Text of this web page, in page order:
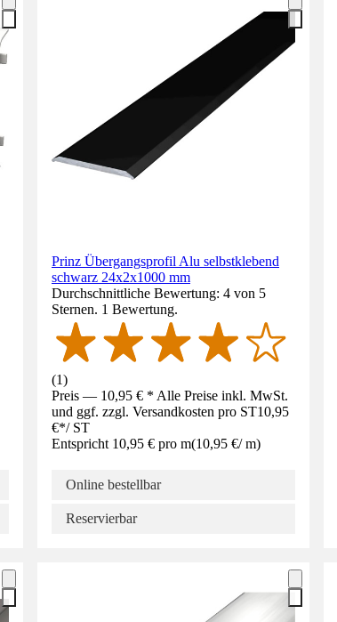
Prinz Übergangsprofil Alu selbstklebend
schwarz 24x2x1000 mm
Durchschnittliche Bewertung: 4 von 5
Sternen. 1 Bewertung.
(1)
Preis — 10,95 € * Alle Preise inkl. MwSt.
und ggf. zzgl. Versandkosten pro ST10,95
€*/ ST
Entspricht 10,95 € pro m(10,95 €/ m)
Online bestellbar
Reservierbar